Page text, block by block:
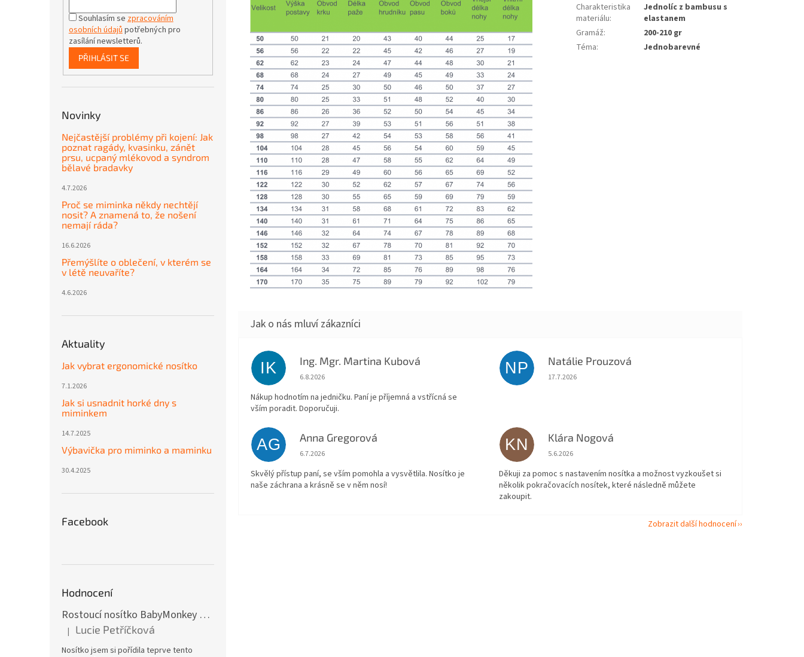
Souhlasím se zpracováním
osobních údajů potřebných pro
zasílání newsletterů.
PŘIHLÁSIT SE
Novinky
Nejčastější problémy při kojení: Jak
poznat ragády, kvasinku, zánět
prsu, ucpaný mlékovod a syndrom
bělavé bradavky
4.7.2026
Proč se miminka někdy nechtějí
nosit? A znamená to, že nošení
nemají ráda?
16.6.2026
Přemýšlíte o oblečení, v kterém se
v létě neuvaříte?
4.6.2026
Aktuality
Jak vybrat ergonomické nosítko
7.1.2026
Jak si usnadnit horké dny s
miminkem
14.7.2025
Výbavička pro miminko a maminku
30.4.2025
Facebook
Hodnocení
Rostoucí nosítko BabyMonkey Original Essential - khaki zelené
Hodnocení produktu je 5 z 5 hvězdiček.
| Lucie Petříčková
Nosítko jsem si pořídila teprve tento
Charakteristika
materiálu:
Jednolíc z bambusu s
elastanem
Gramáž:
200-210 gr
Téma: Jednobarevné
IK Ing. Mgr. Martina Kubová
Hodnocení obchodu je 5 z 5 hvězdiček.
6.8.2026
Nákup hodnotím na jedničku. Paní je příjemná a vstřícná se
vším poradit. Doporučuji.
NP Natálie Prouzová
Hodnocení obchodu je 5 z 5 hvězdiček.
17.7.2026
AG Anna Gregorová
Hodnocení obchodu je 5 z 5 hvězdiček.
6.7.2026
Skvělý přístup paní, se vším pomohla a vysvětlila. Nosítko je
naše záchrana a krásně se v něm nosí!
KN Klára Nogová
Hodnocení obchodu je 5 z 5 hvězdiček.
5.6.2026
Děkuji za pomoc s nastavením nosítka a možnost vyzkoušet si
několik pokračovacích nosítek, které následně můžete
zakoupit.
Zobrazit další hodnocení